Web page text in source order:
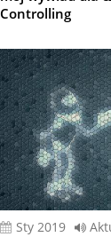
Controlling
sty 2019